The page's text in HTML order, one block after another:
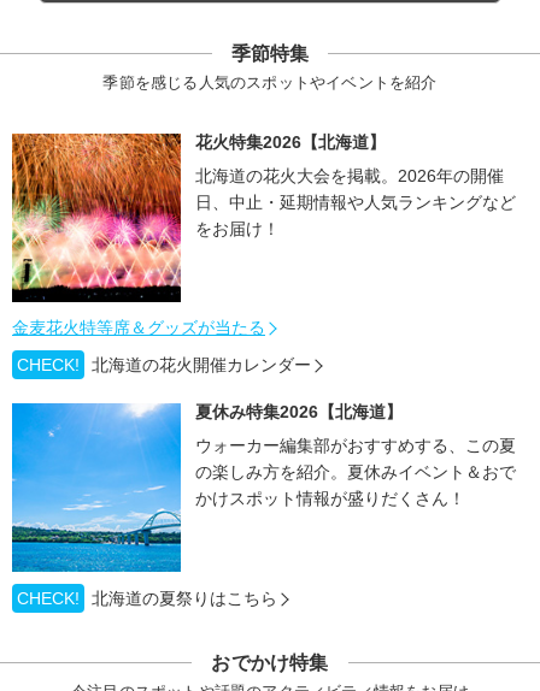
季節特集
季節を感じる人気のスポットやイベントを紹介
花火特集2026【北海道】
北海道の花火大会を掲載。2026年の開催
日、中止・延期情報や人気ランキングなど
をお届け！
金麦花火特等席＆グッズが当たる
CHECK!
北海道の花火開催カレンダー
夏休み特集2026【北海道】
ウォーカー編集部がおすすめする、この夏
の楽しみ方を紹介。夏休みイベント＆おで
かけスポット情報が盛りだくさん！
CHECK! 北海道の夏祭りはこちら
おでかけ特集